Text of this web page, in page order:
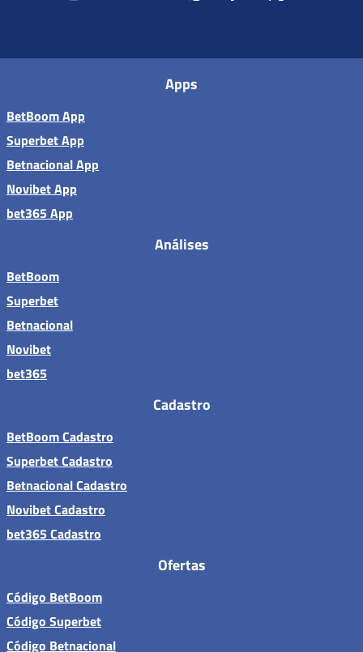
Apps
BetBoom App
Superbet App
Betnacional App
Novibet App
bet365 App
Análises
BetBoom
Superbet
Betnacional
Novibet
bet365
Cadastro
BetBoom Cadastro
Superbet Cadastro
Betnacional Cadastro
Novibet Cadastro
bet365 Cadastro
Ofertas
Código BetBoom
Código Superbet
Código Betnacional